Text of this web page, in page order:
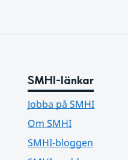
SMHI-länkar
Jobba på SMHI
Om SMHI
SMHI-bloggen